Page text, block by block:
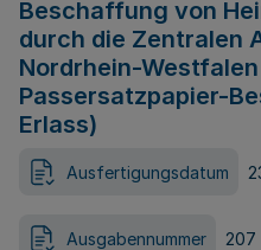
Beschaffung von
durch die Zentralen
Nordrhein-
Passersatzpapier-
Erlass)
Ausfertigungsdatum
Ausgabennummer 207